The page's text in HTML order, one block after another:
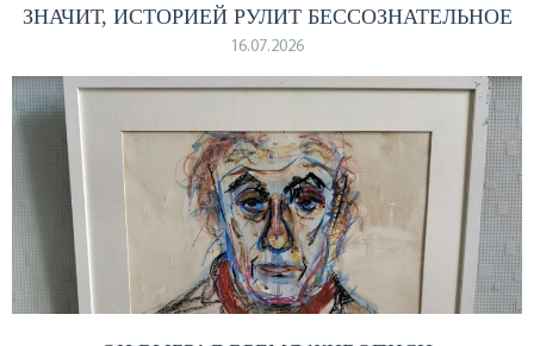
ЗНАЧИТ, ИСТОРИЕЙ РУЛИТ БЕССОЗНАТЕЛЬНОЕ
16.07.2026